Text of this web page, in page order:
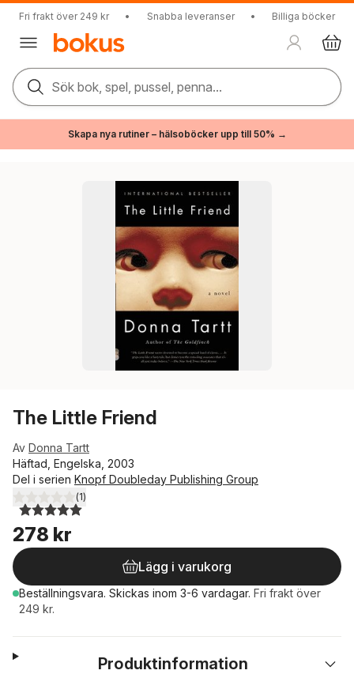
Fri frakt över 249 kr • Snabba leveranser • Billiga böcker
Sök bok, spel, pussel, penna...
Skapa nya rutiner – hälsoböcker upp till 50% →
The Little Friend
Av Donna Tartt
Häftad, Engelska, 2003
Del i serien Knopf Doubleday Publishing Group
5,0utav 5 stjärnor. Totalt antal röster:
(1)
278 kr
Lägg i varukorg
Beställningsvara. Skickas inom 3-6 vardagar. Fri frakt över
249 kr.
Produktinformation